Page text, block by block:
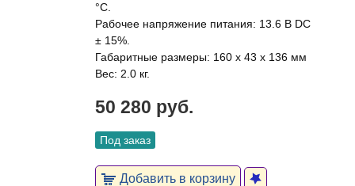
°C.
Рабочее напряжение питания: 13.6 В DC
± 15%.
Габаритные размеры: 160 x 43 x 136 мм
Вес: 2.0 кг.
50 280 руб.
Под заказ
Добавить в корзину